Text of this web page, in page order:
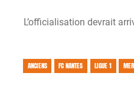
L’officialisation devrait
ANCIENS FC NANTES LIGUE 1